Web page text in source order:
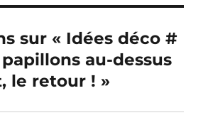
sur « Idées déco #
papillons au-dessus
le retour ! »